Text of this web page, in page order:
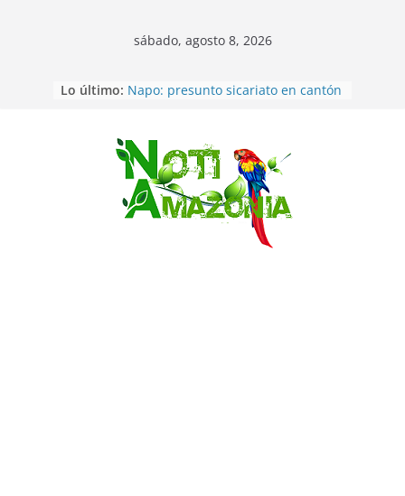
Saltar
sábado, agosto 8, 2026
Lo último: Napo: presunto sicariato en cantón
desaparecidos fueron encontrados
muertos en Puerto lopez
Sentencian a 34 años de prisión a
implicados en caso de Alison,
oriunda de Tena
Vozinha, el arquero sensación de
cabo Verde, ya llegó para